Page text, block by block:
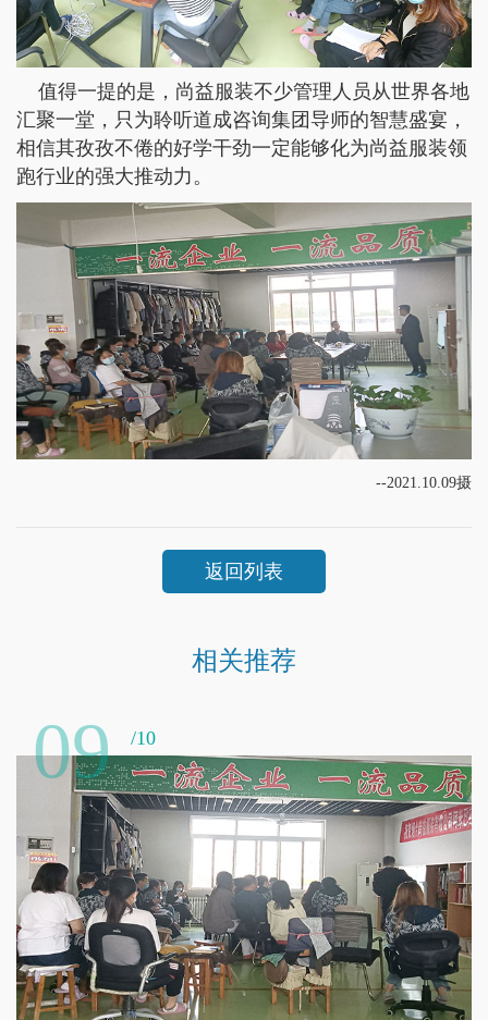
值得一提的是，尚益服装不少管理人员从世界各地
汇聚一堂，只为聆听道成咨询集团导师的智慧盛宴，
相信其孜孜不倦的好学干劲一定能够化为尚益服装领
跑行业的强大推动力。
--2021.10.09摄
返回列表
相关推荐
09/10